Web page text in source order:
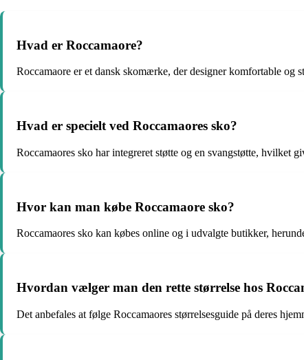
Hvad er Roccamaore?
Roccamaore er et dansk skomærke, der designer komfortable og
Hvad er specielt ved Roccamaores sko?
Roccamaores sko har integreret støtte og en svangstøtte, hvilket
Hvor kan man købe Roccamaore sko?
Roccamaores sko kan købes online og i udvalgte butikker,
Hvordan vælger man den rette størrelse hos
Det anbefales at følge Roccamaores størrelsesguide på deres